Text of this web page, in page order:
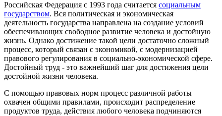
Российская Федерация с 1993 года считается социальным
государством. Вся политическая и экономическая
деятельность государства направлена на создание условий
обеспечивающих свободное развитие человека и достойную
жизнь. Однако достижение такой цели достаточно сложный
процесс, который связан с экономикой, с модернизацией
правового регулирования в социально-экономической сфере.
Достойный труд - это важнейший шаг для достижения цели
достойной жизни человека.
С помощью правовых норм процесс различной работы
охвачен общими правилами, происходит распределение
продуктов труда, действия любого человека подчиняются